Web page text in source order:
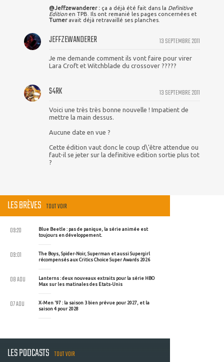
@Jeffzewanderer : ça a déjà été fait dans la Definitive
Editionen TPB. Ils ont remanié les pages concernées et
Turneravait déjà retravaillé ses planches.
13 SEPTEMBRE 2011
JEFFZEWANDERER
Je me demande comment ils vont faire pour virer
Lara Croft et Witchblade du crossover ?????
13 SEPTEMBRE 2011
S4RK
Voici une très très bonne nouvelle ! Impatient de
mettre la main dessus.
Aucune date en vue ?
Cette édition vaut donc le coup d\'être attendue ou
faut-il se jeter sur la definitive edition sortie plus tot
?
LES BRÈVES TOUT VOIR
Blue Beetle : pas de panique, la série animée est
toujours en développement.
09:20
The Boys, Spider-Noir, Superman et aussi Supergirl
récompensés aux Critics Choice Super Awards 2026
09:01
Lanterns : deux nouveaux extraits pour la série HBO
Max sur les matinales des Etats-Unis
08 AOU
X-Men '97 : la saison 3 bien prévue pour 2027, et la
saison 4 pour 2028
07 AOU
LES PODCASTS TOUT VOIR